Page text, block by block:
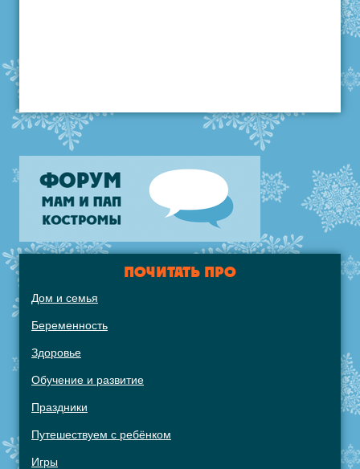
ПОЧИТАТЬ ПРО
Дом и семья
Беременность
Здоровье
Обучение и развитие
Праздники
Путешествуем с ребёнком
Игры